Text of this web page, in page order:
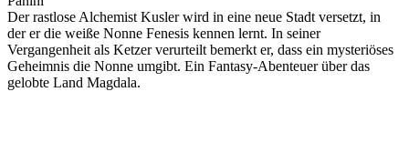
Der rastlose Alchemist Kusler wird in eine neue Stadt versetzt, in
der er die weiße Nonne Fenesis kennen lernt. In seiner
Vergangenheit als Ketzer verurteilt bemerkt er, dass ein mysteriöses
Geheimnis die Nonne umgibt. Ein Fantasy-Abenteuer über das
gelobte Land Magdala.